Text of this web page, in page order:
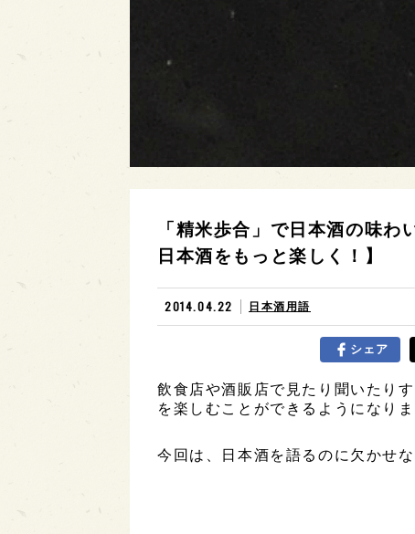
「精米歩合」で日本酒の味わ
日本酒をもっと楽しく！】
2014.04.22 日本酒用語
シェア
飲食店や酒販店で見たり聞いたり
を楽しむことができるようになりま
今回は、日本酒を語るのに欠かせ